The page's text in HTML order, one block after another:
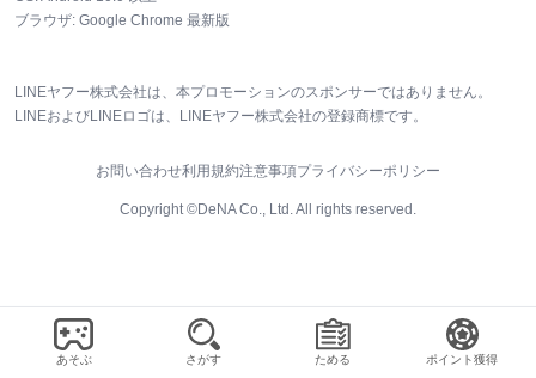
ブラウザ: Google Chrome 最新版
LINEヤフー株式会社は、本プロモーションのスポンサーではありません。
LINEおよびLINEロゴは、LINEヤフー株式会社の登録商標です。
お問い合わせ利用規約注意事項プライバシーポリシー
Copyright ©DeNA Co., Ltd. All rights reserved.
あそぶ さがす ためる ポイント獲得